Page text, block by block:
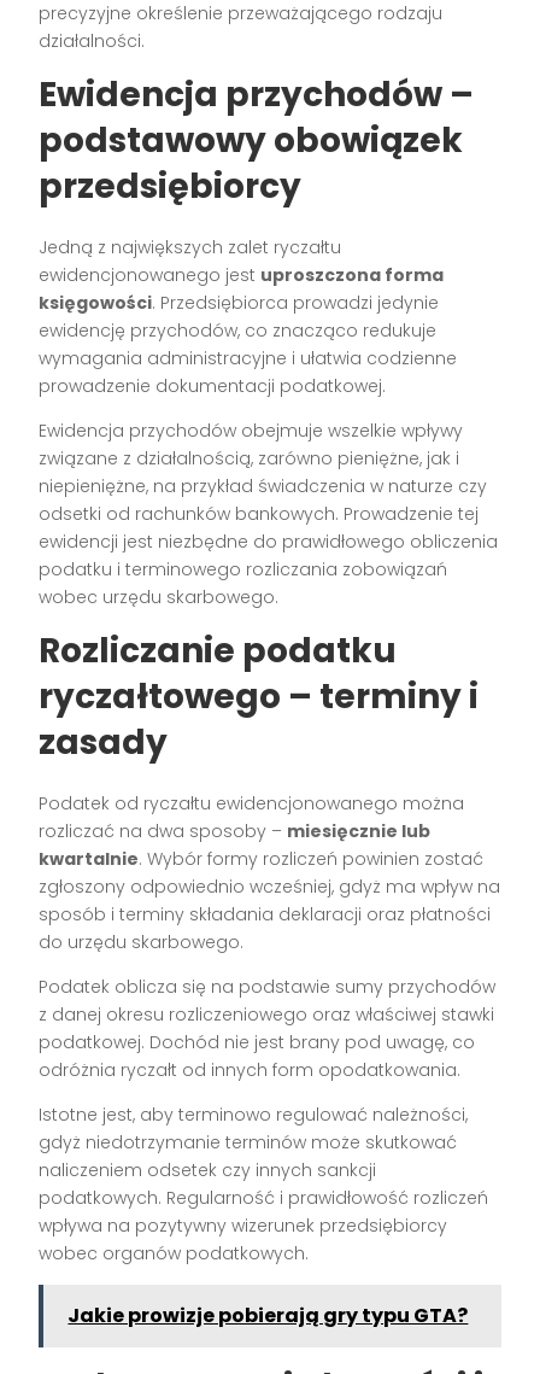
precyzyjne określenie przeważającego rodzaju
działalności.
Ewidencja przychodów –
podstawowy obowiązek
przedsiębiorcy
Jedną z największych zalet ryczałtu
ewidencjonowanego jest uproszczona forma
księgowości. Przedsiębiorca prowadzi jedynie
ewidencję przychodów, co znacząco redukuje
wymagania administracyjne i ułatwia codzienne
prowadzenie dokumentacji podatkowej.
Ewidencja przychodów obejmuje wszelkie wpływy
związane z działalnością, zarówno pieniężne, jak i
niepieniężne, na przykład świadczenia w naturze czy
odsetki od rachunków bankowych. Prowadzenie tej
ewidencji jest niezbędne do prawidłowego obliczenia
podatku i terminowego rozliczania zobowiązań
wobec urzędu skarbowego.
Rozliczanie podatku
ryczałtowego – terminy i
zasady
Podatek od ryczałtu ewidencjonowanego można
rozliczać na dwa sposoby – miesięcznie lub
kwartalnie. Wybór formy rozliczeń powinien zostać
zgłoszony odpowiednio wcześniej, gdyż ma wpływ na
sposób i terminy składania deklaracji oraz płatności
do urzędu skarbowego.
Podatek oblicza się na podstawie sumy przychodów
z danej okresu rozliczeniowego oraz właściwej stawki
podatkowej. Dochód nie jest brany pod uwagę, co
odróżnia ryczałt od innych form opodatkowania.
Istotne jest, aby terminowo regulować należności,
gdyż niedotrzymanie terminów może skutkować
naliczeniem odsetek czy innych sankcji
podatkowych. Regularność i prawidłowość rozliczeń
wpływa na pozytywny wizerunek przedsiębiorcy
wobec organów podatkowych.
Jakie prowizje pobierają gry typu GTA?